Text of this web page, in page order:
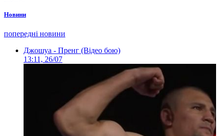
Новини
попередні новини
Джошуа - Пренг (Відео бою)
13:11, 26/07